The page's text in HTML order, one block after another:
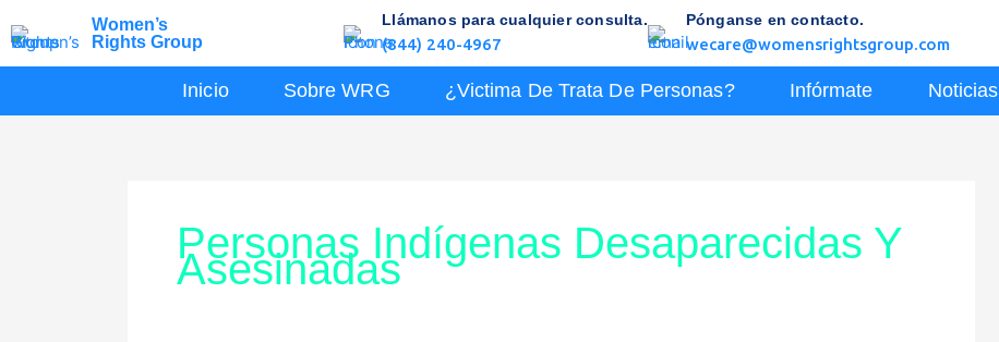
to
content
Women’s
Rights Group
Llámanos para cualquier consulta.
(844) 240-4967
Pónganse en contacto.
wecare@womensrightsgroup.com
Inicio Sobre WRG ¿Victima De Trata De Personas? Infórmate Noticias
Personas Indígenas Desaparecidas Y
Asesinadas